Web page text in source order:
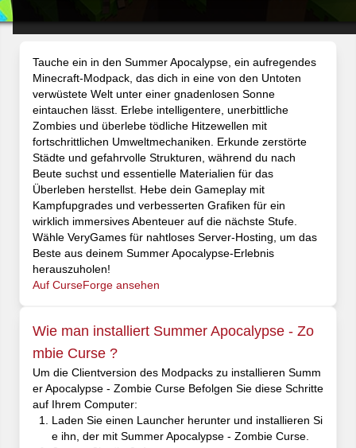
Tauche ein in den Summer Apocalypse, ein aufregendes
Minecraft-Modpack, das dich in eine von den Untoten
verwüstete Welt unter einer gnadenlosen Sonne
eintauchen lässt. Erlebe intelligentere, unerbittliche
Zombies und überlebe tödliche Hitzewellen mit
fortschrittlichen Umweltmechaniken. Erkunde zerstörte
Städte und gefahrvolle Strukturen, während du nach
Beute suchst und essentielle Materialien für das
Überleben herstellst. Hebe dein Gameplay mit
Kampfupgrades und verbesserten Grafiken für ein
wirklich immersives Abenteuer auf die nächste Stufe.
Wähle VeryGames für nahtloses Server-Hosting, um das
Beste aus deinem Summer Apocalypse-Erlebnis
herauszuholen!
Auf CurseForge ansehen
Wie man installiert Summer Apocalypse - Zo
mbie Curse ?
Um die Clientversion des Modpacks zu installieren Summ
er Apocalypse - Zombie Curse Befolgen Sie diese Schritte
auf Ihrem Computer:
Laden Sie einen Launcher herunter und installieren Si
e ihn, der mit Summer Apocalypse - Zombie Curse.